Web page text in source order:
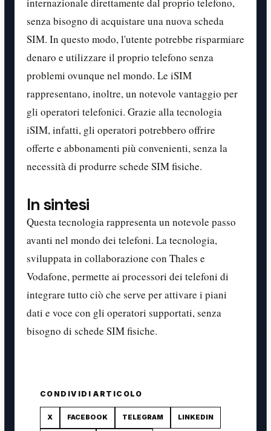
senza bisogno di acquistare una nuova scheda
SIM. In questo modo, l'utente potrebbe risparmiare
denaro e utilizzare il proprio telefono senza
problemi ovunque nel mondo. Le iSIM
rappresentano, inoltre, un notevole vantaggio per
gli operatori telefonici. Grazie alla tecnologia
iSIM, infatti, gli operatori potrebbero offrire
offerte e abbonamenti più convenienti, senza la
necessità di produrre schede SIM fisiche.
In sintesi
Questa tecnologia rappresenta un notevole passo
avanti nel mondo dei telefoni. La tecnologia,
sviluppata in collaborazione con Thales e
Vodafone, permette ai processori dei telefoni di
integrare tutto ciò che serve per attivare i piani
dati e voce con gli operatori supportati, senza
bisogno di schede SIM fisiche.
CONDIVIDI ARTICOLO
X FACEBOOK TELEGRAM LINKEDIN